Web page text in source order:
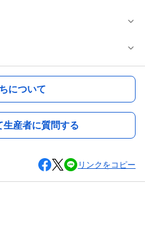
について
生産者に質問する
リンクをコピー